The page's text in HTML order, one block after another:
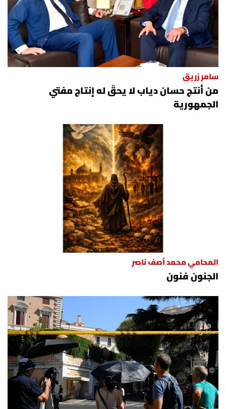
سامر زريق
من أنتج حسان دياب لا يحقّ له إنتاج مفتي
الجمهورية
المحامي محمد آصف ناصر
الجنون فنون